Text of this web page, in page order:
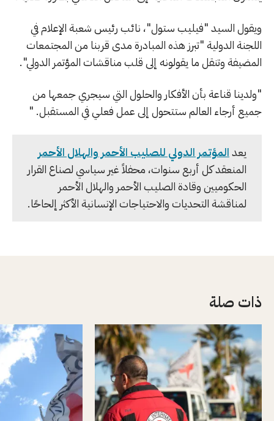
ويقول السيد "فيليب ستول"، نائب رئيس شعبة الإعلام في
اللجنة الدولية "تبرز هذه المبادرة مدى قربنا من المجتمعات
المضيفة وتنقل ما يقولونه إلى قلب مناقشات المؤتمر الدولي".
"ولدينا قناعة بأن الأفكار والحلول التي سيجري جمعها من
جميع أرجاء العالم ستتحول إلى عمل فعلي في المستقبل. "
يعدالمؤتمر الدولي للصليب الأحمر والهلال الأحمر
المنعقد كل أربع سنوات، محفلاً غير سياسي لصناع القرار
الحكوميين وقادة الصليب الأحمر والهلال الأحمر
لمناقشة التحديات والاحتياجات الإنسانية الأكثر إلحاحًا.
ذات صلة